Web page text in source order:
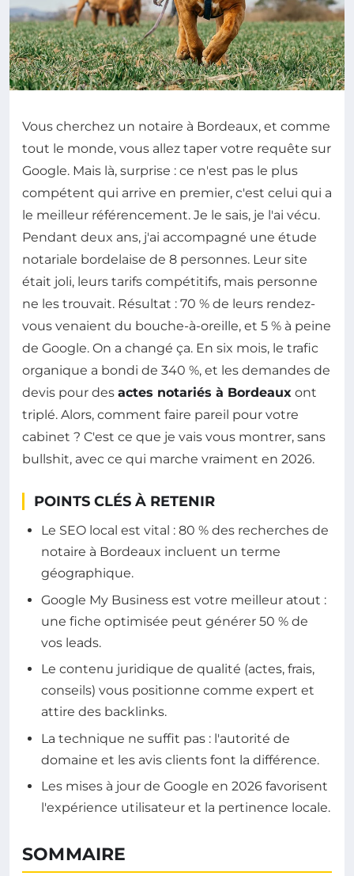
Vous cherchez un notaire à Bordeaux, et comme
tout le monde, vous allez taper votre requête sur
Google. Mais là, surprise : ce n'est pas le plus
compétent qui arrive en premier, c'est celui qui a
le meilleur référencement. Je le sais, je l'ai vécu.
Pendant deux ans, j'ai accompagné une étude
notariale bordelaise de 8 personnes. Leur site
était joli, leurs tarifs compétitifs, mais personne
ne les trouvait. Résultat : 70 % de leurs rendez-
vous venaient du bouche-à-oreille, et 5 % à peine
de Google. On a changé ça. En six mois, le trafic
organique a bondi de 340 %, et les demandes de
devis pour des actes notariés à Bordeaux ont
triplé. Alors, comment faire pareil pour votre
cabinet ? C'est ce que je vais vous montrer, sans
bullshit, avec ce qui marche vraiment en 2026.
POINTS CLÉS À RETENIR
Le SEO local est vital : 80 % des recherches de
notaire à Bordeaux incluent un terme
géographique.
Google My Business est votre meilleur atout :
une fiche optimisée peut générer 50 % de
vos leads.
Le contenu juridique de qualité (actes, frais,
conseils) vous positionne comme expert et
attire des backlinks.
La technique ne suffit pas : l'autorité de
domaine et les avis clients font la différence.
Les mises à jour de Google en 2026 favorisent
l'expérience utilisateur et la pertinence locale.
SOMMAIRE